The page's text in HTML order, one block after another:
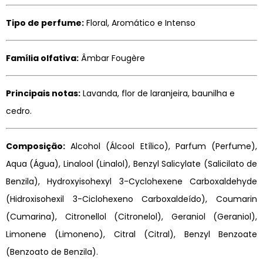
Tipo de perfume: Floral, Aromático e Intenso
Família olfativa: Âmbar Fougère
Principais notas: Lavanda, flor de laranjeira, baunilha e
cedro.
Composição: Alcohol (Álcool Etílico), Parfum (Perfume),
Aqua (Água), Linalool (Linalol), Benzyl Salicylate (Salicilato de
Benzila), Hydroxyisohexyl 3-Cyclohexene Carboxaldehyde
(Hidroxisohexil 3-Ciclohexeno Carboxaldeído), Coumarin
(Cumarina), Citronellol (Citronelol), Geraniol (Geraniol),
Limonene (Limoneno), Citral (Citral), Benzyl Benzoate
(Benzoato de Benzila).